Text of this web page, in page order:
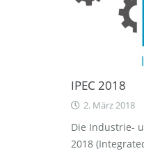
IPEC 2018
2. März 2018
Die Industrie-
2018